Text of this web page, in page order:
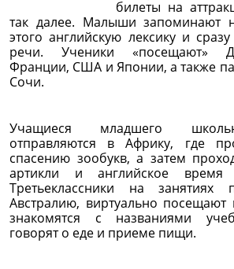
билеты на
так далее. Малыши запоминают
этого английскую лексику и
речи. Ученики «посещают»
Франции, США и Японии, а также
Сочи.
Учащиеся младшего
отправляются в Африку, где
спасению зообукв, а затем
артикли и английское время
Третьеклассники на занятиях
Австралию, виртуально
знакомятся с названиями
говорят о еде и приеме пищи.